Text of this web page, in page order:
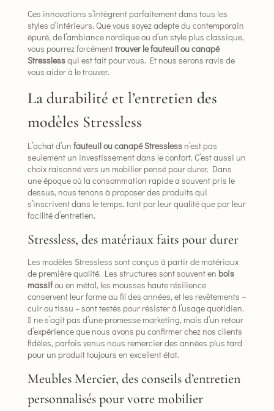
Ces innovations s’intègrent parfaitement dans tous les
styles d’intérieurs. Que vous soyez adepte du contemporain
épuré, de l’ambiance nordique ou d’un style plus classique,
vous pourrez forcémenttrouver le fauteuil ou canapé
Stresslessqui est fait pour vous. Et nous serons ravis de
vous aider à le trouver.
La durabilité et l’entretien des
modèles Stressless
L’achat d’un fauteuil ou canapé Stresslessn’est pas
seulement un investissement dans le confort. C’est aussi un
choix raisonné vers un mobilier pensé pour durer. Dans
une époque où la consommation rapide a souvent pris le
dessus, nous tenons à proposer des produits qui
s’inscrivent dans le temps, tant par leur qualité que par leur
facilité d’entretien.
Stressless, des matériaux faits pour durer
Les modèles Stressless sont conçus à partir de matériaux
de première qualité. Les structures sont souvent en bois
massifou en métal, les mousses haute résilience
conservent leur forme au fil des années, et les revêtements –
cuir ou tissu – sont testés pour résister à l’usage quotidien.
Il ne s’agit pas d’une promesse marketing, mais d’un retour
d’expérience que nous avons pu confirmer chez nos clients
fidèles, parfois venus nous remercier des années plus tard
pour un produit toujours en excellent état.
Meubles Mercier, des conseils d’entretien
personnalisés pour votre mobilier